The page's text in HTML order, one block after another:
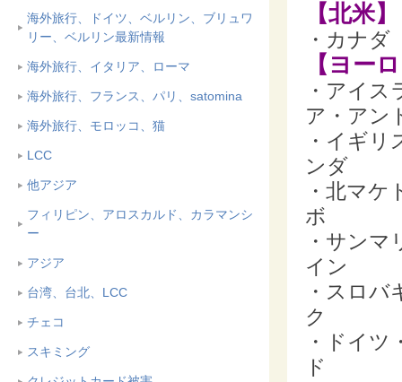
海外旅行、ドイツ、ベルリン、ブリュワ
リー、ベルリン最新情報
海外旅行、イタリア、ローマ
海外旅行、フランス、パリ、satomina
海外旅行、モロッコ、猫
LCC
他アジア
フィリピン、アロスカルド、カラマンシ
ー
アジア
台湾、台北、LCC
チェコ
スキミング
【北米】
・カナダ
【ヨー
・アイ
ア・アン
・イギ
ンダ
・北マ
ボ
・サン
イン
・スロ
ク
・ドイ
ド